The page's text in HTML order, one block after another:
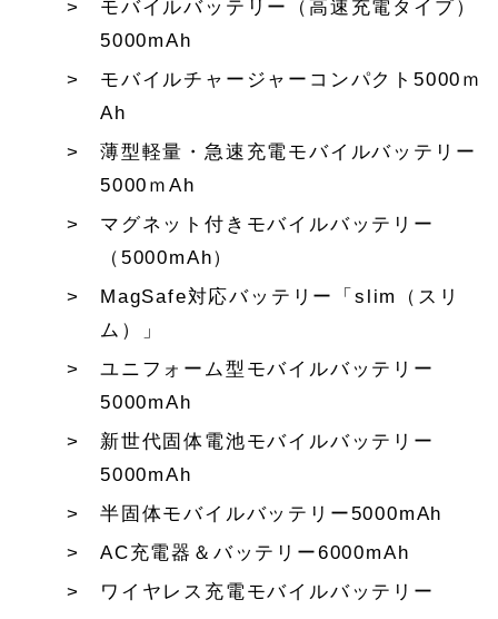
モバイルバッテリー（高速充電タイプ）
5000mAh
モバイルチャージャーコンパクト5000ｍ
Ah
薄型軽量・急速充電モバイルバッテリー
5000ｍAh
マグネット付きモバイルバッテリー
（5000mAh）
MagSafe対応バッテリー「slim（スリ
ム）」
ユニフォーム型モバイルバッテリー
5000mAh
新世代固体電池モバイルバッテリー
5000mAh
半固体モバイルバッテリー5000mAh
AC充電器＆バッテリー6000mAh
ワイヤレス充電モバイルバッテリー